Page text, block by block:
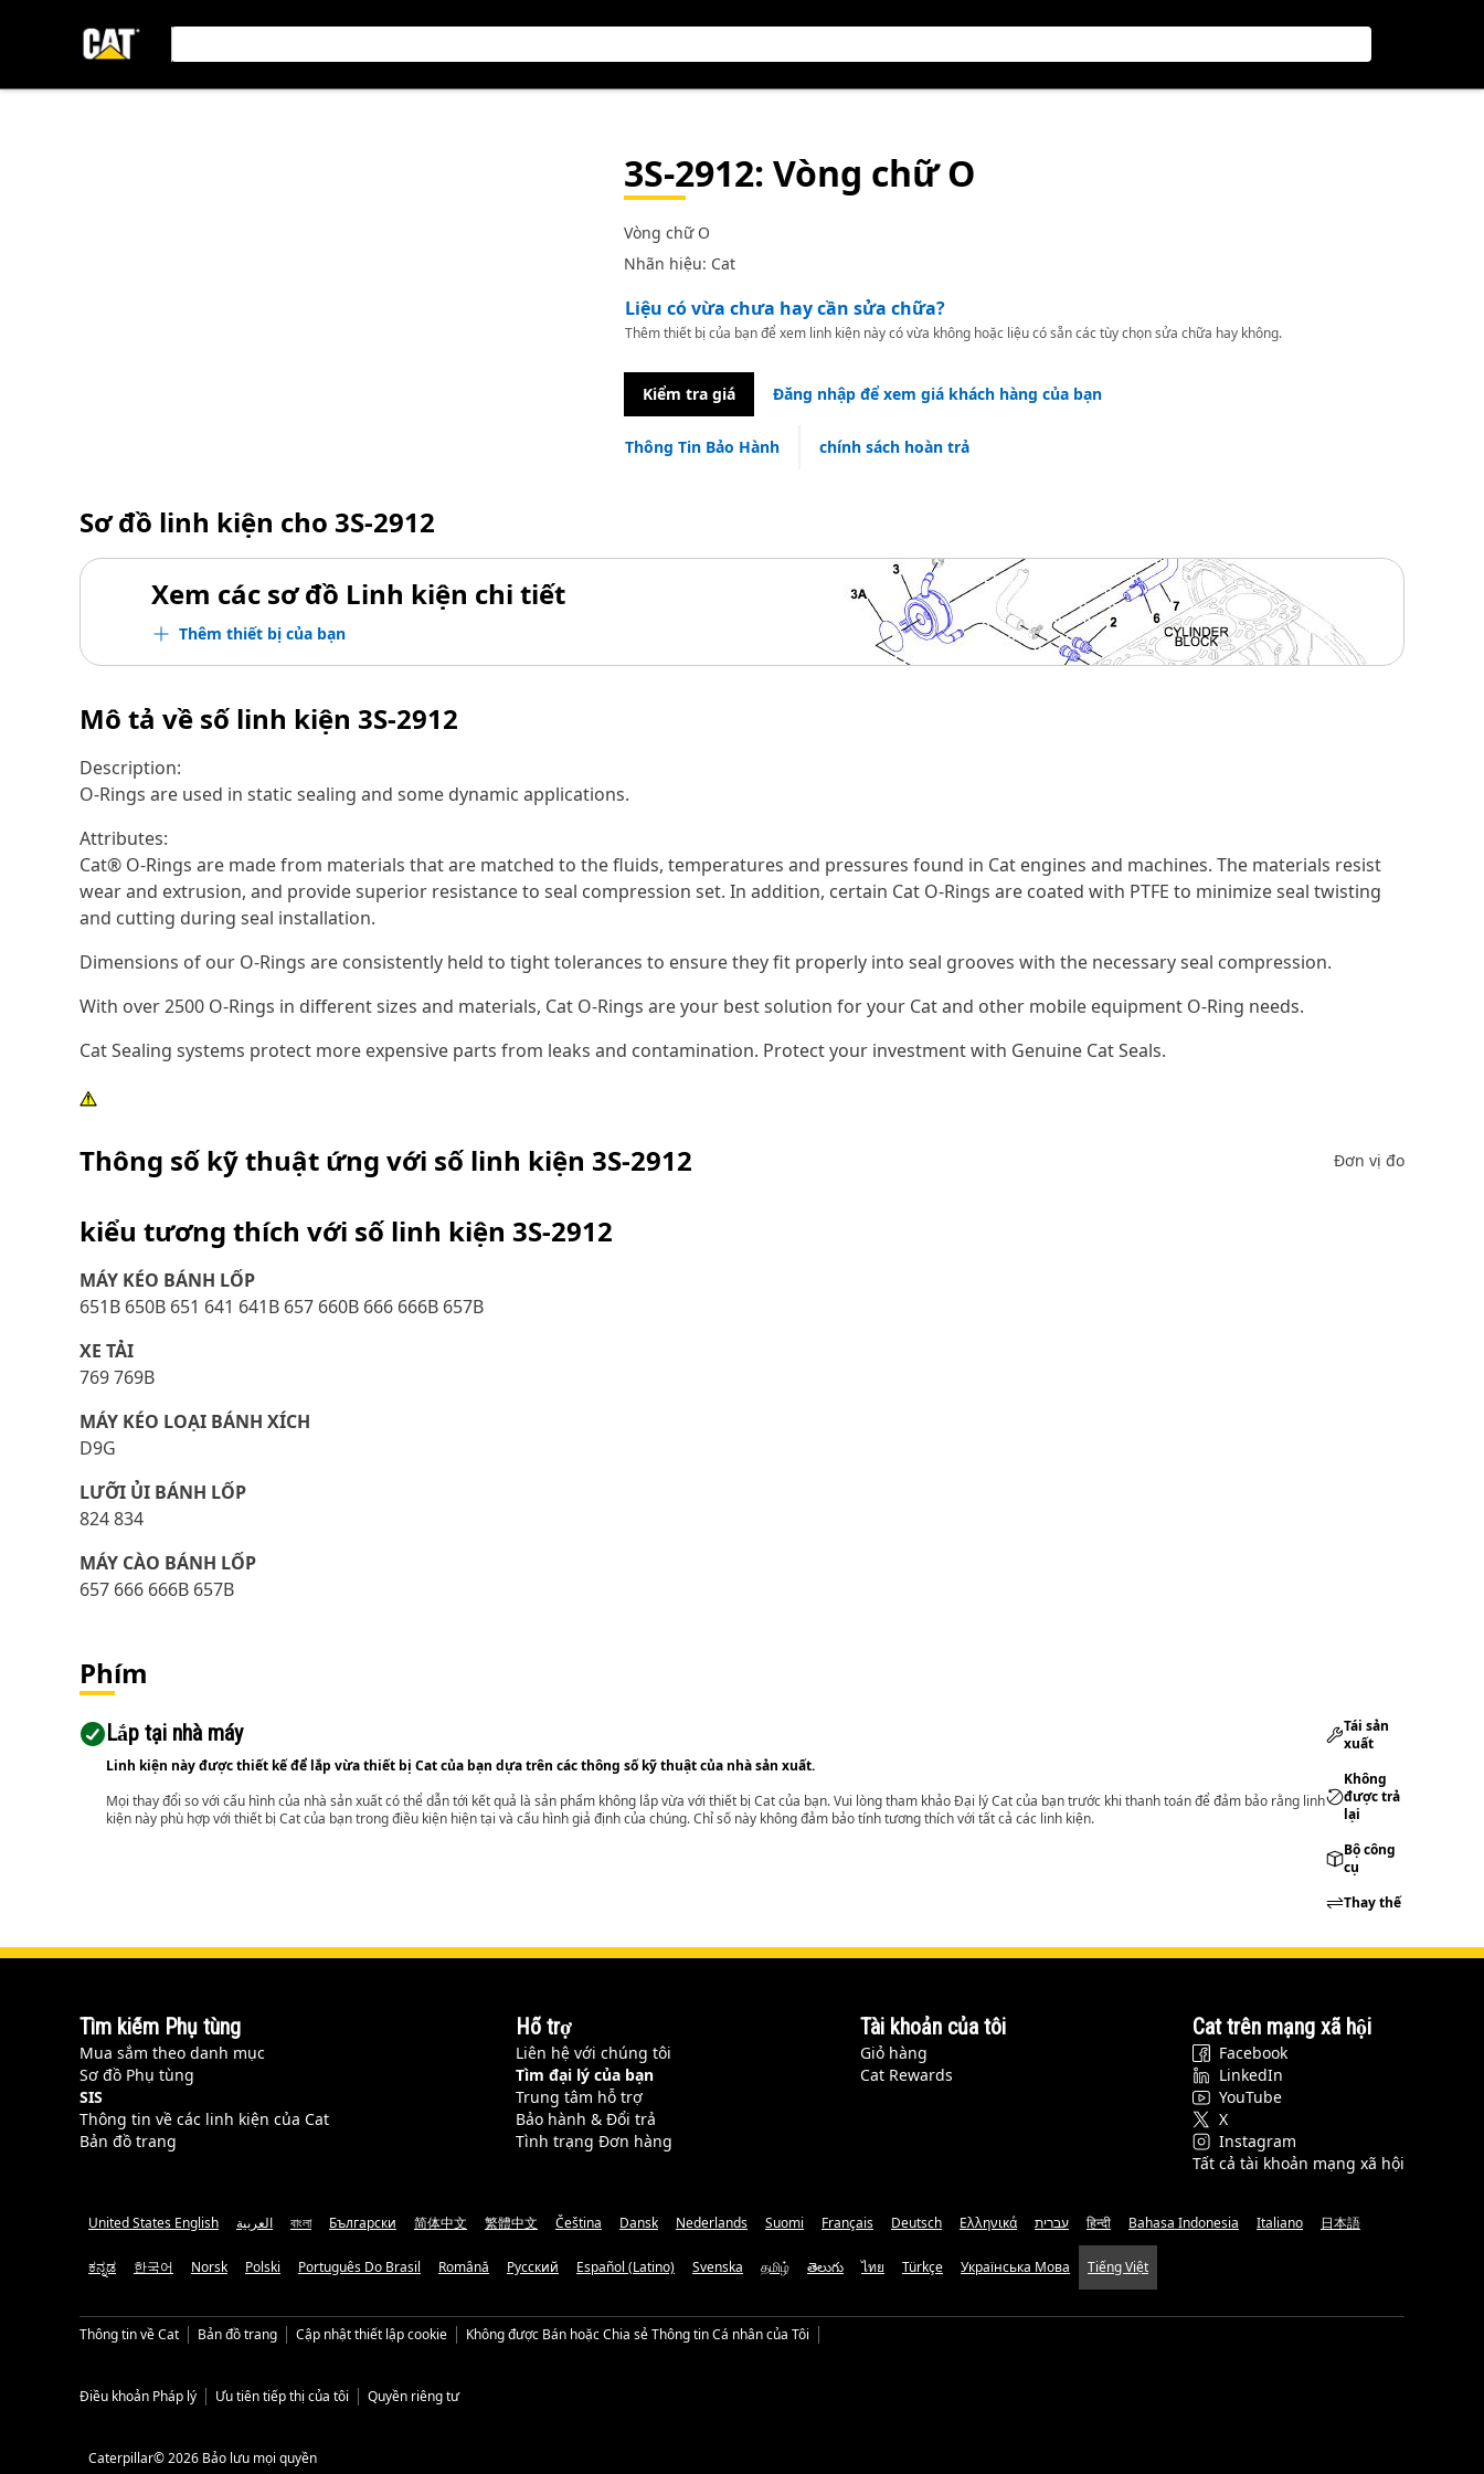
3S-2912: Vòng chữ O
Vòng chữ O
Nhãn hiệu: Cat
Liệu có vừa chưa hay cần sửa chữa?
Thêm thiết bị của bạn để xem linh kiện này có vừa không hoặc liệu có sẵn các tùy chọn sửa chữa hay không.
Kiểm tra giá Đăng nhập để xem giá khách hàng của bạn
Thông Tin Bảo Hành chính sách hoàn trả
Sơ đồ linh kiện cho 3S-2912
Xem các sơ đồ Linh kiện chi tiết
Thêm thiết bị của bạn
Mô tả về số linh kiện 3S-2912
Description:
O-Rings are used in static sealing and some dynamic applications.
Attributes:
Cat® O-Rings are made from materials that are matched to the fluids, temperatures and pressures found in Cat engines and machines. The materials resist
wear and extrusion, and provide superior resistance to seal compression set. In addition, certain Cat O-Rings are coated with PTFE to minimize seal twisting
and cutting during seal installation.
Dimensions of our O-Rings are consistently held to tight tolerances to ensure they fit properly into seal grooves with the necessary seal compression.
With over 2500 O-Rings in different sizes and materials, Cat O-Rings are your best solution for your Cat and other mobile equipment O-Ring needs.
Cat Sealing systems protect more expensive parts from leaks and contamination. Protect your investment with Genuine Cat Seals.
Thông số kỹ thuật ứng với số linh kiện 3S-2912 Đơn vị đo
kiểu tương thích với số linh kiện 3S-2912
MÁY KÉO BÁNH LỐP
651B 650B 651 641 641B 657 660B 666 666B 657B
XE TẢI
769 769B
MÁY KÉO LOẠI BÁNH XÍCH
D9G
LƯỠI ỦI BÁNH LỐP
824 834
MÁY CÀO BÁNH LỐP
657 666 666B 657B
Phím
Lắp tại nhà máy
Linh kiện này được thiết kế để lắp vừa thiết bị Cat của bạn dựa trên các thông số kỹ thuật của nhà sản xuất.
Mọi thay đổi so với cấu hình của nhà sản xuất có thể dẫn tới kết quả là sản phẩm không lắp vừa với thiết bị Cat của bạn. Vui lòng tham khảo Đại lý Cat của bạn trước khi thanh toán để đảm bảo rằng linh
kiện này phù hợp với thiết bị Cat của bạn trong điều kiện hiện tại và cấu hình giả định của chúng. Chỉ số này không đảm bảo tính tương thích với tất cả các linh kiện.
Tái sản
xuất
Không
được trả
lại
Bộ công
cụ
Thay thế
Tìm kiếm Phụ tùng
Mua sắm theo danh mục
Sơ đồ Phụ tùng
SIS
Thông tin về các linh kiện của Cat
Bản đồ trang
Hỗ trợ
Liên hệ với chúng tôi
Tìm đại lý của bạn
Trung tâm hỗ trợ
Bảo hành & Đổi trả
Tình trạng Đơn hàng
Tài khoản của tôi
Giỏ hàng
Cat Rewards
Cat trên mạng xã hội
Facebook
LinkedIn
YouTube
X
Instagram
Tất cả tài khoản mạng xã hội
United States English العربية বাংলা Български 简体中文 繁體中文 Čeština Dansk Nederlands Suomi Français Deutsch Ελληνικά עברית हिन्दी Bahasa Indonesia Italiano 日本語
ಕನ್ನಡ 한국어 Norsk Polski Português Do Brasil Română Русский Español (Latino) Svenska தமிழ் తెలుగు ไทย Türkçe Українська Мова Tiếng Việt
Thông tin về Cat Bản đồ trang Cập nhật thiết lập cookie Không được Bán hoặc Chia sẻ Thông tin Cá nhân của Tôi
Điều khoản Pháp lý Ưu tiên tiếp thị của tôi Quyền riêng tư
Caterpillar© 2026 Bảo lưu mọi quyền